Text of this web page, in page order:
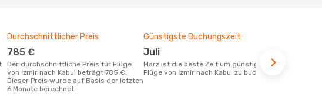
Durchschnittlicher Preis
785 €
Der durchschnittliche Preis für Flüge
von İzmir nach Kabul beträgt 785 €.
Dieser Preis wurde auf Basis der letzten
6 Monate berechnet.
Günstigste Buchungszeit
Juli
März ist die beste Zeit um günstige
Flüge von İzmir nach Kabul zu buchen